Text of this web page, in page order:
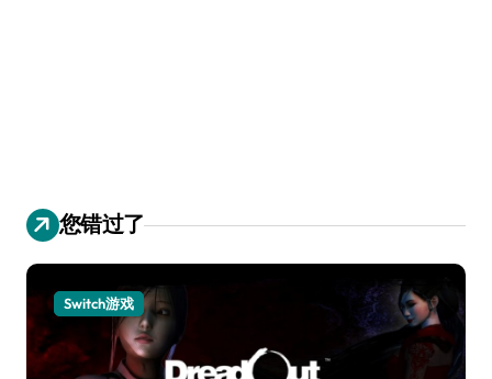
您错过了
Switch游戏